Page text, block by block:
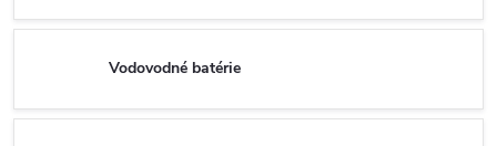
Vodovodné batérie